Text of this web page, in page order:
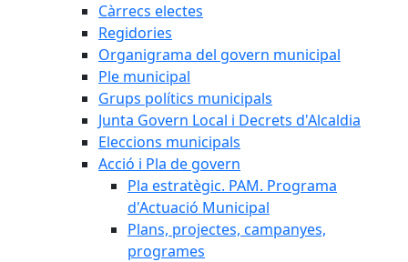
Càrrecs electes
Regidories
Organigrama del govern municipal
Ple municipal
Grups polítics municipals
Junta Govern Local i Decrets d'Alcaldia
Eleccions municipals
Acció i Pla de govern
Pla estratègic. PAM. Programa
d'Actuació Municipal
Plans, projectes, campanyes,
programes